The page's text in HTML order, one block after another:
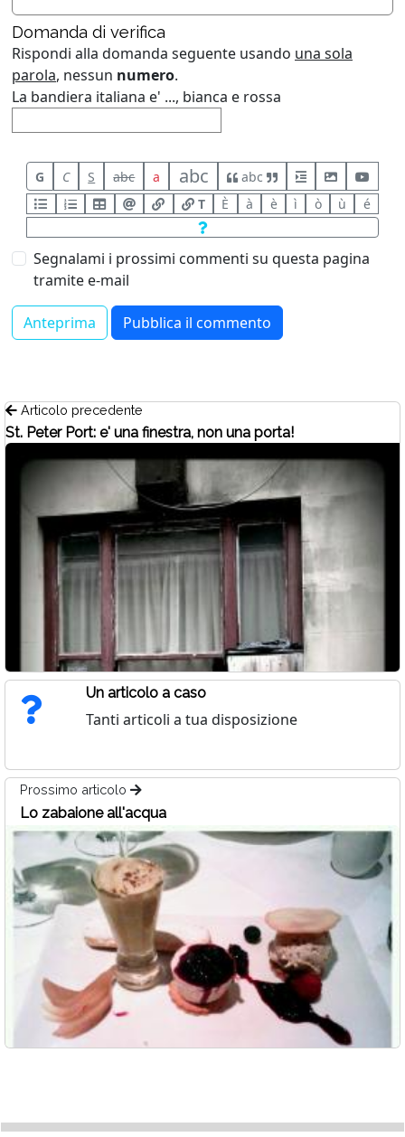
Domanda di verifica
Rispondi alla domanda seguente usando una sola
parola, nessun numero.
La bandiera italiana e' ..., bianca e rossa
G C S abc a abc
abc
T
È à è ì ò ù é
Segnalami i prossimi commenti su questa pagina
tramite e-mail
Articolo precedente
St. Peter Port: e' una finestra, non una porta!
Un articolo a caso
Tanti articoli a tua disposizione
Prossimo articolo
Lo zabaione all'acqua